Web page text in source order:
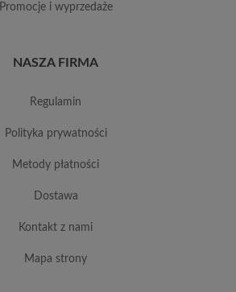
promocje i wyprzedaże
NASZA FIRMA
regulamin
polityka prywatności
metody płatności
dostawa
kontakt z nami
mapa strony